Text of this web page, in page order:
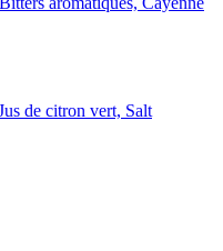
de citron vert, Salt